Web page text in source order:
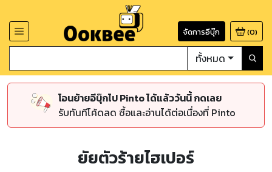
จัดการอีบุ๊ก (0)
ทั้งหมด
โอนย้ายอีบุ๊กไป Pinto ได้แล้ววันนี้ กดเลย
รับทันทีโค้ดลด ซื้อและอ่านได้ต่อเนื่องที่ Pinto
ยัยตัวร้ายไฮเปอร์